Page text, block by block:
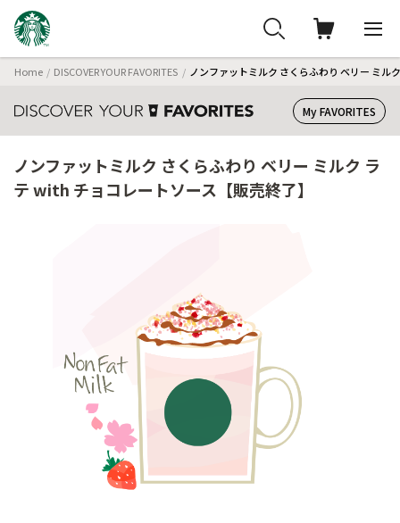
Home DISCOVER YOUR FAVORITES ノンファットミルク さくらふわり ベリー ミル
My FAVORITES
ノンファットミルク さくらふわり ベリー ミルク ラ
テ with チョコレートソース【販売終了】